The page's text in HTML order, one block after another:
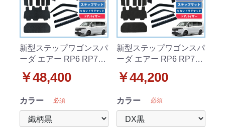
新型ステップワゴンスパ
ーダ エアー RP6 RP7
&ステップ&セカンドラ
セット 織柄
￥48,400
カラー 必須
新型ステップワゴンスパ
ーダ エアー RP6 RP7
&ステップ&セカンドラ
セット DX
￥44,200
カラー 必須